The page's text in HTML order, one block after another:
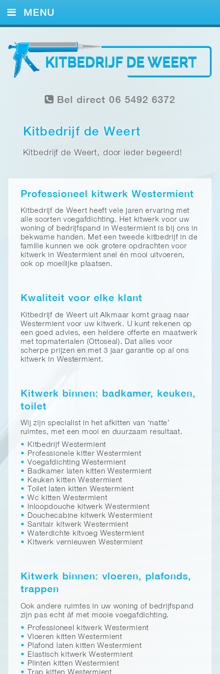
Bel direct 06 5492 6372
MENU
KITWERK
FOTO’S
REFERENTIES
Kitbedrijf de Weert
Kitbedrijf de Weert, door ieder begeerd!
Professioneel kitwerk Westermient
Kitbedrijf de Weert heeft vele jaren ervaring met
alle soorten voegafdichting. Het kitwerk voor uw
woning of bedrijfspand in Westermient is bij ons in
bekwame handen. Met een tweede kitbedrijf in de
familie kunnen we ook grotere opdrachten voor
kitwerk in Westermient snel én mooi uitvoeren,
ook op moeilijke plaatsen.
Kwaliteit voor elke klant
Kitbedrijf de Weert uit Alkmaar komt graag naar
Westermient voor uw kitwerk. U kunt rekenen op
een goed advies, een heldere offerte en maatwerk
met topmaterialen (Ottoseal). Dat alles voor
scherpe prijzen en met 3 jaar garantie op al ons
kitwerk in Westermient.
Kitwerk binnen: badkamer, keuken,
toilet
Wij zijn specialist in het afkitten van ‘natte’
ruimtes, met een mooi en duurzaam resultaat.
Kitbedrijf Westermient
Professionele kitter Westermient
Voegafdichting Westermient
Badkamer laten kitten Westermient
Keuken kitten Westermient
Toilet laten kitten Westermient
Wc kitten Westermient
Inloopdouche kitwerk Westermient
Douchecabine kitwerk Westermient
Sanitair kitwerk Westermient
Waterdichte kitvoeg Westermient
Kitwerk vernieuwen Westermient
Kitwerk binnen: vloeren, plafonds,
trappen
Ook andere ruimtes in uw woning of bedrijfspand
zijn pas echt áf met mooie voegafdichting.
Professioneel kitwerk Westermient
Vloeren kitten Westermient
Plafond laten kitten Westermient
Elastisch kitwerk Westermient
Plinten kitten Westermient